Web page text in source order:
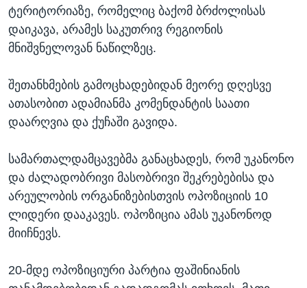
ტერიტორიაზე, რომელიც ბაქომ ბრძოლისას
დაიკავა, არამეს საკუთრივ რეგიონის
მნიშვნელოვან ნაწილზეც.
შეთანხმების გამოცხადებიდან მეორე დღესვე
ათასობით ადამიანმა კომენდანტის საათი
დაარღვია და ქუჩაში გავიდა.
სამართალდამცავებმა განაცხადეს, რომ უკანონო
და ძალადობრივი მასობრივი შეკრებებისა და
არეულობის ორგანიზებისთვის ოპოზიციის 10
ლიდერი დააკავეს. ოპოზიცია ამას უკანონოდ
მიიჩნევს.
20-მდე ოპოზიციური პარტია ფაშინიანის